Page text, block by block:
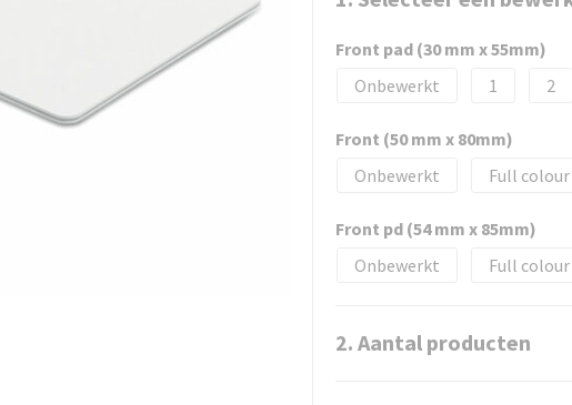
Front pad (30 mm x 55mm)
Onbewerkt
1 2
Front (50 mm x 80mm)
Onbewerkt
Full colour
Front pd (54 mm x 85mm)
Onbewerkt
Full colour
2. Aantal producten